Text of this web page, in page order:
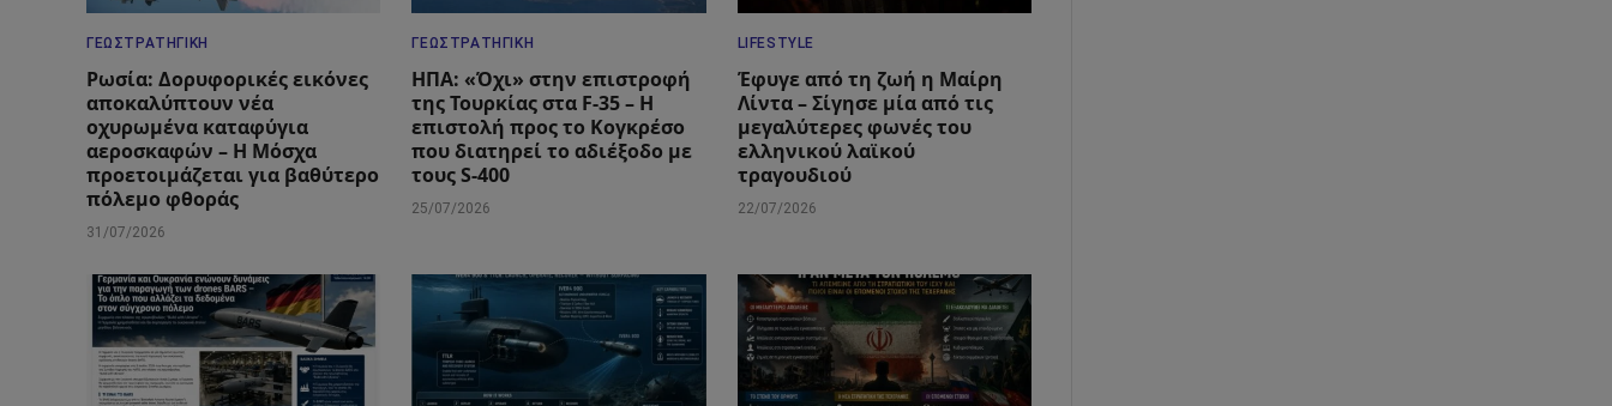
ΓΕΩΣΤΡΑΤΗΓΙΚΉ
Ρωσία: Δορυφορικές εικόνες
αποκαλύπτουν νέα
οχυρωμένα καταφύγια
αεροσκαφών – Η Μόσχα
προετοιμάζεται για βαθύτερο
πόλεμο φθοράς
31/07/2026
ΓΕΩΣΤΡΑΤΗΓΙΚΉ
ΗΠΑ: «Όχι» στην επιστροφή
της Τουρκίας στα F-35 – Η
επιστολή προς το Κογκρέσο
που διατηρεί το αδιέξοδο με
τους S-400
25/07/2026
LIFESTYLE
Έφυγε από τη ζωή η Μαίρη
Λίντα – Σίγησε μία από τις
μεγαλύτερες φωνές του
ελληνικού λαϊκού
τραγουδιού
22/07/2026